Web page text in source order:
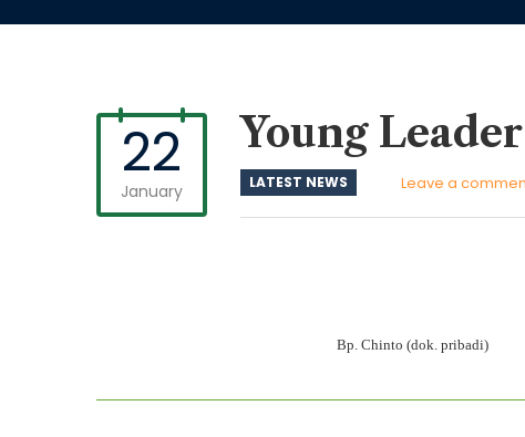
22
January
Young
LATEST NEWS Leave a
Bp. Chinto (dok. pribadi)